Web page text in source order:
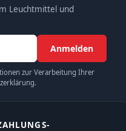
Leuchtmittel und
Anmelden
zur Verarbeitung Ihrer